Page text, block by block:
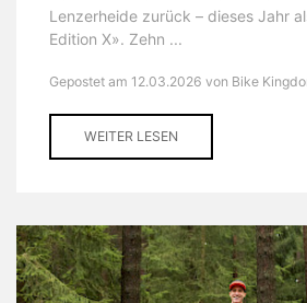
Lenzerheide zurück – dieses Jahr
Edition X». Zehn ...
Gepostet am 12.03.2026 von Bike
WEITER LESEN